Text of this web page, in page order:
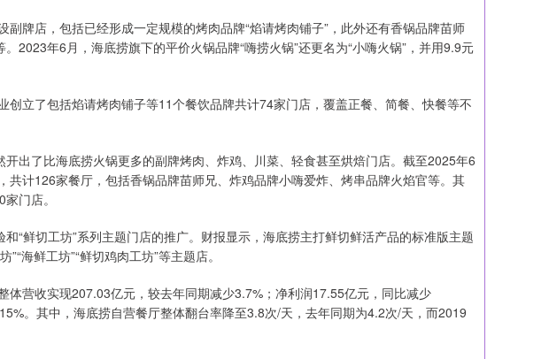
牌店，包括已经形成一定规模的烤肉品牌“焰请烤肉铺子”，此外还有香锅品牌苗师
2023年6月，海底捞旗下的平价火锅品牌“嗨捞火锅”还更名为“小嗨火锅”，并用9.9元
立了包括焰请烤肉铺子等11个餐饮品牌共计74家门店，覆盖正餐、简餐、快餐等不
了比海底捞火锅更多的副牌烤肉、炸鸡、川菜、轻食甚至烘焙门店。截至2025年6
共计126家餐厅，包括香锅品牌苗师兄、炸鸡品牌小嗨爱炸、烤串品牌火焰官等。其
门店。
鲜切工坊”系列主题门店的推广。财报显示，海底捞主打鲜切鲜活产品的标准版主题
海鲜工坊”“鲜切鸡肉工坊”等主题店。
营收实现207.03亿元，较去年同期减少3.7%；净利润17.55亿元，同比减少
。其中，海底捞自营餐厅整体翻台率降至3.8次/天，去年同期为4.2次/天，而2019